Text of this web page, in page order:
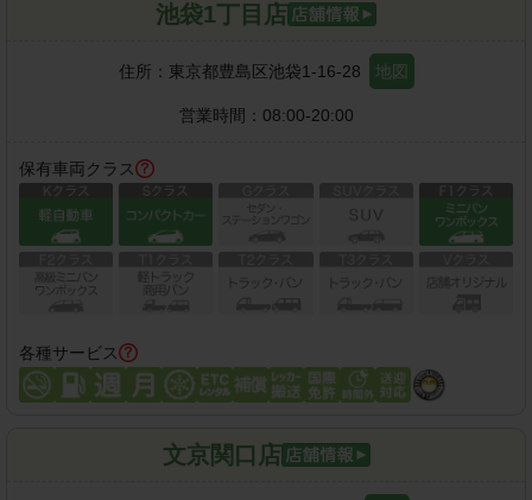
池袋1丁目店
住所： 東京都豊島区池袋1-16-28 地図
営業時間： 08:00-20:00
保有車両クラス
各種サービス
文京関口店